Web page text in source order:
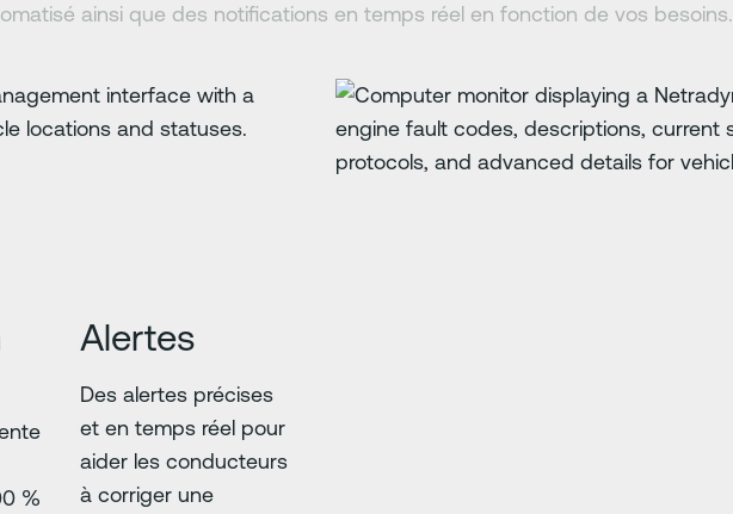
ainsi que des notifications en temps réel en fonction de vos besoins.
%
Alertes
Des alertes précises
et en temps réel pour
aider les conducteurs
à corriger une